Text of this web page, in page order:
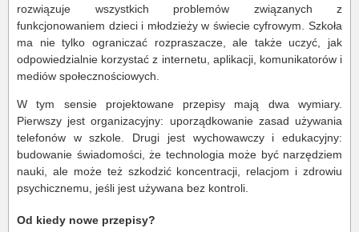
rozwiązuje wszystkich problemów związanych z
funkcjonowaniem dzieci i młodzieży w świecie cyfrowym. Szkoła
ma nie tylko ograniczać rozpraszacze, ale także uczyć, jak
odpowiedzialnie korzystać z internetu, aplikacji, komunikatorów i
mediów społecznościowych.
W tym sensie projektowane przepisy mają dwa wymiary.
Pierwszy jest organizacyjny: uporządkowanie zasad używania
telefonów w szkole. Drugi jest wychowawczy i edukacyjny:
budowanie świadomości, że technologia może być narzędziem
nauki, ale może też szkodzić koncentracji, relacjom i zdrowiu
psychicznemu, jeśli jest używana bez kontroli.
Od kiedy nowe przepisy?